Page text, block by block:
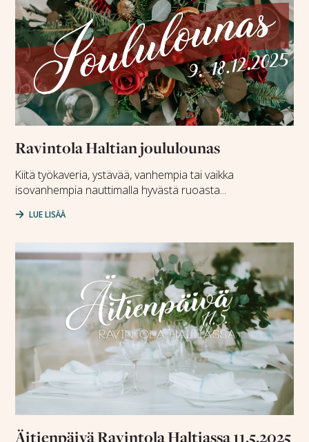
Ravintola Haltian joululounas
Kiitä työkaveria, ystävää, vanhempia tai vaikka
isovanhempia nauttimalla hyvästä ruoasta...
LUE LISÄÄ
Äitienpäivä Ravintola Haltiassa 11.5.2025